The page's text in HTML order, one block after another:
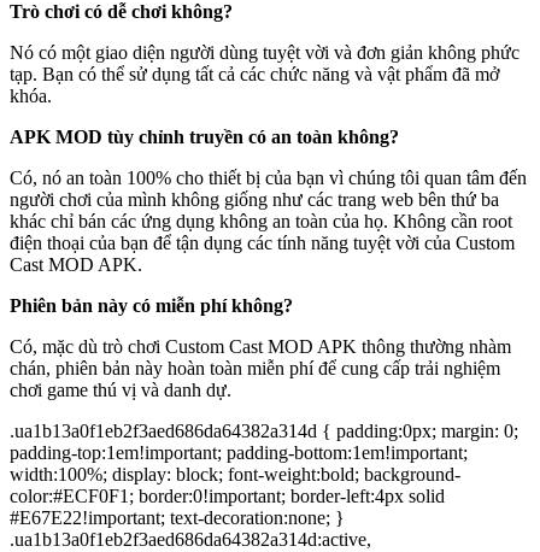
Trò chơi có dễ chơi không?
Nó có một giao diện người dùng tuyệt vời và đơn giản không phức
tạp. Bạn có thể sử dụng tất cả các chức năng và vật phẩm đã mở
khóa.
APK MOD tùy chỉnh truyền có an toàn không?
Có, nó an toàn 100% cho thiết bị của bạn vì chúng tôi quan tâm đến
người chơi của mình không giống như các trang web bên thứ ba
khác chỉ bán các ứng dụng không an toàn của họ. Không cần root
điện thoại của bạn để tận dụng các tính năng tuyệt vời của Custom
Cast MOD APK.
Phiên bản này có miễn phí không?
Có, mặc dù trò chơi Custom Cast MOD APK thông thường nhàm
chán, phiên bản này hoàn toàn miễn phí để cung cấp trải nghiệm
chơi game thú vị và danh dự.
.ua1b13a0f1eb2f3aed686da64382a314d { padding:0px; margin: 0;
padding-top:1em!important; padding-bottom:1em!important;
width:100%; display: block; font-weight:bold; background-
color:#ECF0F1; border:0!important; border-left:4px solid
#E67E22!important; text-decoration:none; }
.ua1b13a0f1eb2f3aed686da64382a314d:active,